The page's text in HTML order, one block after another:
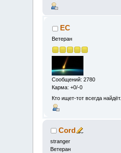
EC
Ветеран
Сообщений: 2780
Карма: +0/-0
Кто ищет-тот всегда найдёт.
Cord
stranger
Ветеран